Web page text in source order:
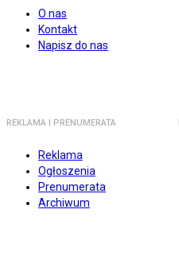
O nas
Kontakt
Napisz do nas
REKLAMA I PRENUMERATA
Reklama
Ogłoszenia
Prenumerata
Archiwum